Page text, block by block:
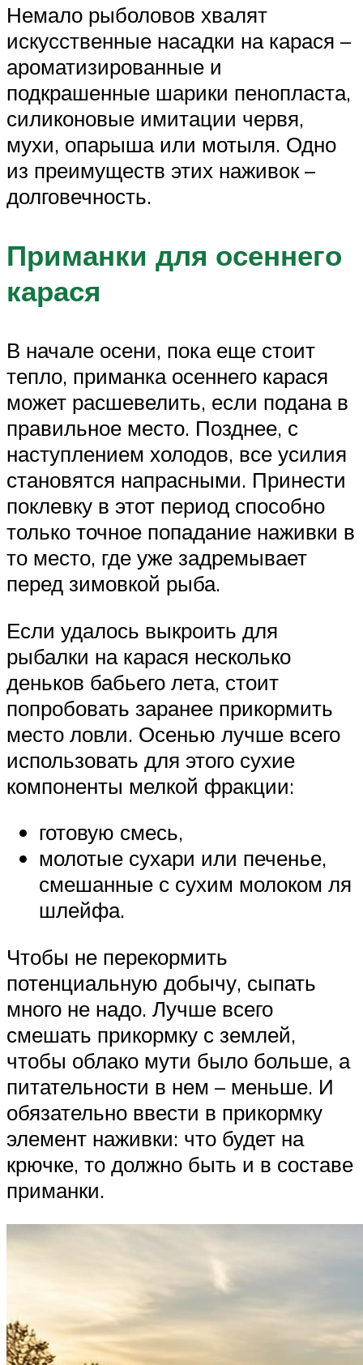
Немало рыболовов хвалят
искусственные насадки на карася –
ароматизированные и
подкрашенные шарики пенопласта,
силиконовые имитации червя,
мухи, опарыша или мотыля. Одно
из преимуществ этих наживок –
долговечность.
Приманки для осеннего
карася
В начале осени, пока еще стоит
тепло, приманка осеннего карася
может расшевелить, если подана в
правильное место. Позднее, с
наступлением холодов, все усилия
становятся напрасными. Принести
поклевку в этот период способно
только точное попадание наживки в
то место, где уже задремывает
перед зимовкой рыба.
Если удалось выкроить для
рыбалки на карася несколько
деньков бабьего лета, стоит
попробовать заранее прикормить
место ловли. Осенью лучше всего
использовать для этого сухие
компоненты мелкой фракции:
готовую смесь,
молотые сухари или печенье,
смешанные с сухим молоком ля
шлейфа.
Чтобы не перекормить
потенциальную добычу, сыпать
много не надо. Лучше всего
смешать прикормку с землей,
чтобы облако мути было больше, а
питательности в нем – меньше. И
обязательно ввести в прикормку
элемент наживки: что будет на
крючке, то должно быть и в составе
приманки.